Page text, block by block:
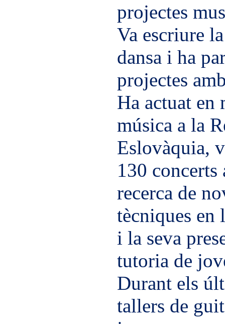
projectes
Va escriure
dansa i ha
projectes
Ha actuat en
música a la
Eslovàquia,
130 concerts
recerca de
tècniques en
i la seva
tutoria de
Durant els
tallers de